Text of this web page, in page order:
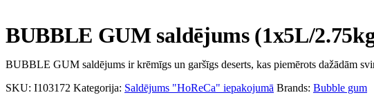
BUBBLE GUM saldējums (1x5L/
BUBBLE GUM saldējums ir krēmīgs un garšīgs deserts, kas piemērots dažādām
SKU: I103172 Kategorija: Saldējums "HoReCa" iepakojumā Brands: Bubble gum